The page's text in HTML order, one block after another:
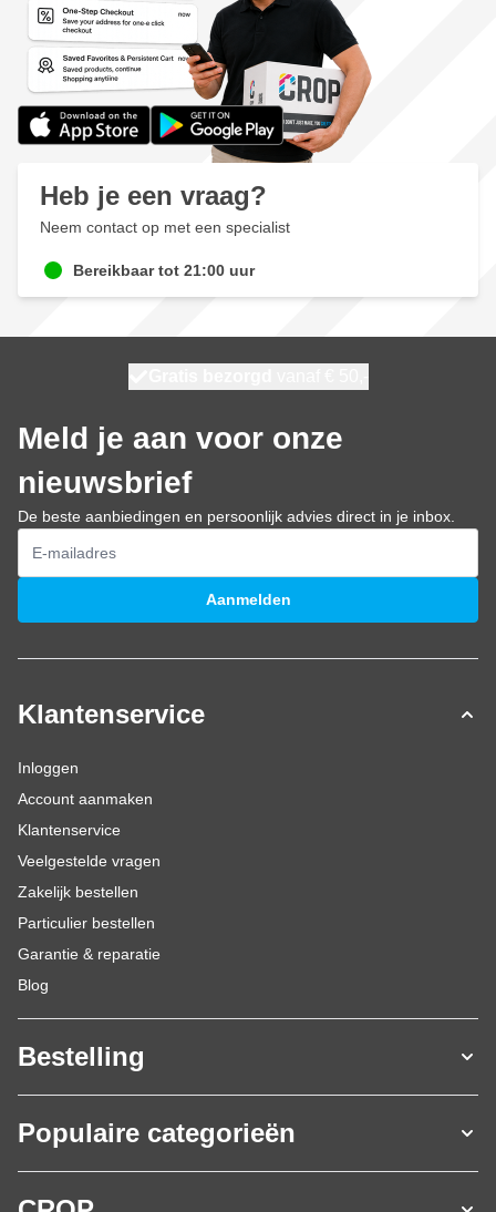
Heb je een vraag?
Neem contact op met een specialist
Bereikbaar tot 21:00 uur
Meld je aan voor onze
nieuwsbrief
De beste aanbiedingen en persoonlijk advies direct in je inbox.
E-mailadres
Aanmelden
Klantenservice
Inloggen
Account aanmaken
Klantenservice
Veelgestelde vragen
Zakelijk bestellen
Particulier bestellen
Garantie & reparatie
Blog
Bestelling
Populaire categorieën